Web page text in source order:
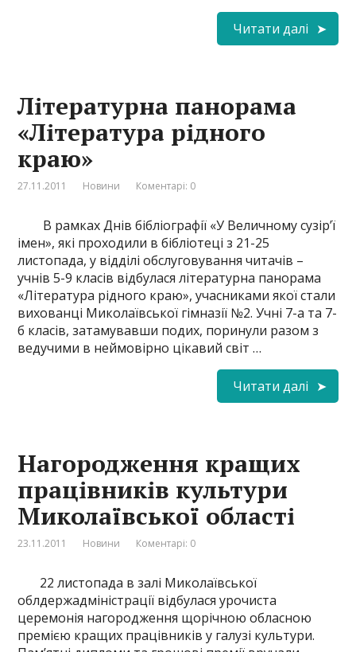
Читати далі
Літературна панорама
«Література рідного
краю»
27.11.2011 Новини Коментарі: 0
В рамках Днів бібліографії «У Величному сузір’ї
імен», які проходили в бібліотеці з 21-25
листопада, у відділі обслуговування читачів –
учнів 5-9 класів відбулася літературна панорама
«Література рідного краю», учасниками якої стали
вихованці Миколаївської гімназії №2. Учні 7-а та 7-
б класів, затамувавши подих, поринули разом з
ведучими в неймовірно цікавий світ …
Читати далі
Нагородження кращих
працівників культури
Миколаївської області
23.11.2011 Новини Коментарі: 0
22 листопада в залі Миколаївської
облдержадміністрації відбулася урочиста
церемонія нагородження щорічною обласною
премією кращих працівників у галузі культури.